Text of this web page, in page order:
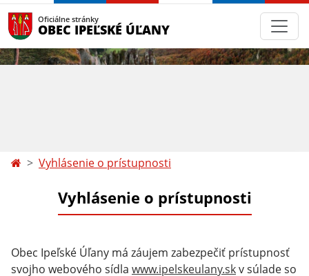
Oficiálne stránky
OBEC IPEĽSKÉ ÚĽANY
Vyhlásenie o prístupnosti
Vyhlásenie o prístupnosti
Obec Ipeľské Úľany má záujem zabezpečiť prístupnosť
svojho webového sídla www.ipelskeulany.skv súlade so